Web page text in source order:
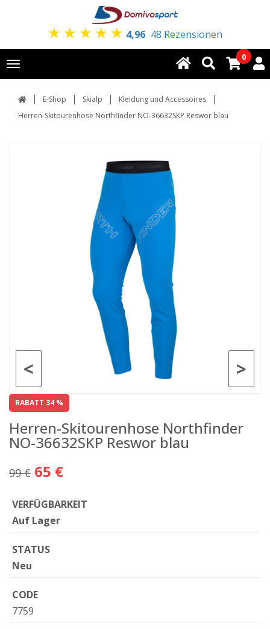
★ ★ ★ ★ ★ 4,96 48 Rezensionen
Toggle
navigation
0
E-Shop Skialp
Kleidung und Accessoires
Herren-Skitourenhose Northfinder NO-36632SKP Reswor blau
>
<
RABATT 34 %
Herren-Skitourenhose Northfinder
NO-36632SKP Reswor blau
99 € 65 €
VERFÜGBARKEIT
Auf Lager
STATUS
Neu
CODE
7759